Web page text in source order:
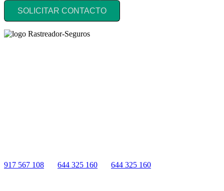
SOLICITAR CONTACTO
917 567 108
644 325 160 644 325 160